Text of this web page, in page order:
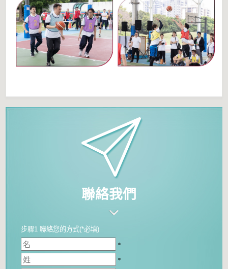
聯絡我們
步驟1 聯絡您的方式(*必填)
*
*